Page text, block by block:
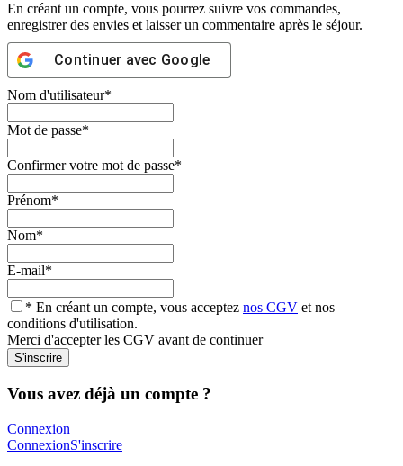
En créant un compte, vous pourrez suivre vos commandes,
enregistrer des envies et laisser un commentaire après le séjour.
Continuer avec Google
Nom d'utilisateur*
Mot de passe*
Confirmer votre mot de passe*
Prénom*
Nom*
E-mail*
* En créant un compte, vous acceptez nos CGV et nos
conditions d'utilisation.
Merci d'accepter les CGV avant de continuer
Vous avez déjà un compte ?
Connexion
ConnexionS'inscrire